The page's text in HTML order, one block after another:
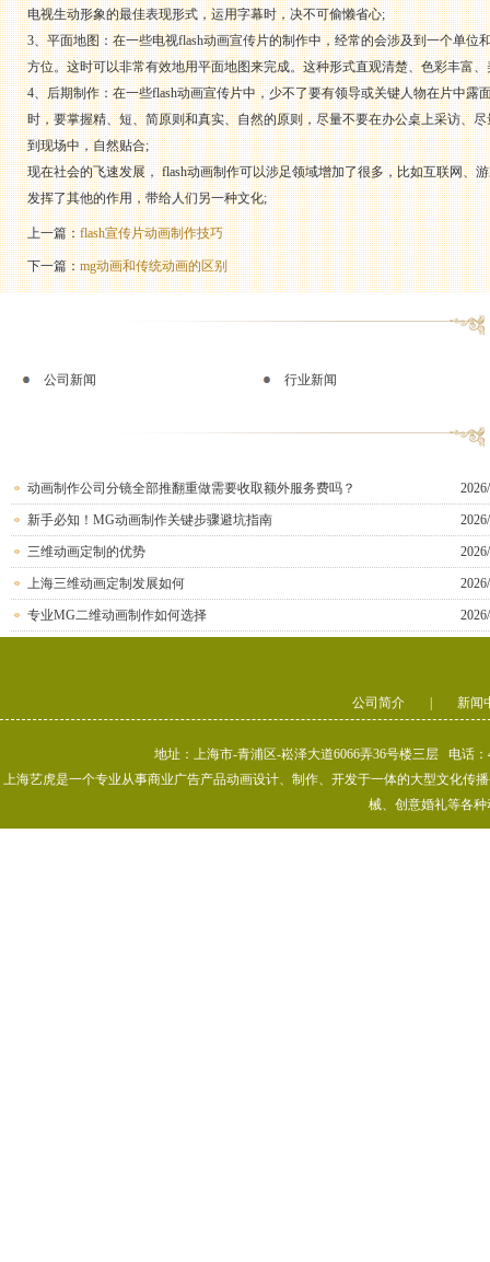
电视生动形象的最佳表现形式，运用字幕时，决不可偷懒省心;
3、平面地图：在一些电视flash动画宣传片的制作中，经常的会涉及到一个单位
方位。这时可以非常有效地用平面地图来完成。这种形式直观清楚、色彩丰富
4、后期制作：在一些flash动画宣传片中，少不了要有领导或关键人物在片中
时，要掌握精、短、简原则和真实、自然的原则，尽量不要在办公桌上采访、
到现场中，自然贴合;
现在社会的飞速发展， flash动画制作可以涉足领域增加了很多，比如互联网
发挥了其他的作用，带给人们另一种文化;
上一篇：flash宣传片动画制作技巧
下一篇：mg动画和传统动画的区别
公司新闻 行业新闻
动画制作公司分镜全部推翻重做需要收取额外服务费吗？
新手必知！MG动画制作关键步骤避坑指南
三维动画定制的优势
上海三维动画定制发展如何
专业MG二维动画制作如何选择
公司简介 新闻
地址：上海市-青浦区-崧泽大道6066弄36号楼三层 电话
上海艺虎是一个专业从事商业广告产品动画设计、制作、开发于一体的大型文化传
械、创意婚礼等各